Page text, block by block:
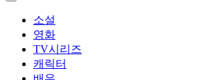
소설
영화
TV시리즈
캐릭터